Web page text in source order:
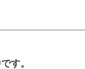
す。